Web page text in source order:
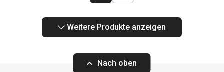
Weitere Produkte anzeigen
Nach oben